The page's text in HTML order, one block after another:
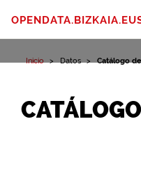
Inicio Datos Catálogo